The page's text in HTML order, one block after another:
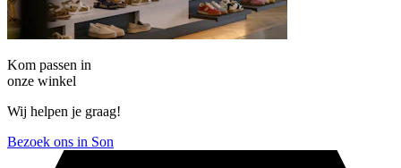
Kom passen in
onze winkel
Wij helpen je graag!
Bezoek ons in Son